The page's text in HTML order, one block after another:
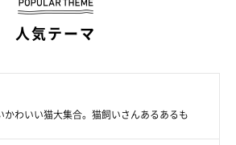
人気テーマ
かわいい猫大集合。猫飼いさんあるあるも